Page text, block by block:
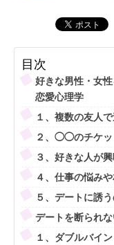
目次
好きな男性・女
恋愛心理学
１、複数の友人
２、◯◯のチケッ
３、好きな人が
４、仕事の悩み
５、デートに誘
デートを断られ
１、ダブルバイ